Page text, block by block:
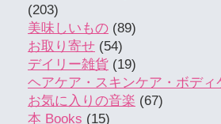
(203)
美味しいもの (89)
お取り寄せ (54)
デイリー雑貨 (19)
ヘアケア・スキンケア・ボディ
お気に入りの音楽 (67)
本 Books (15)